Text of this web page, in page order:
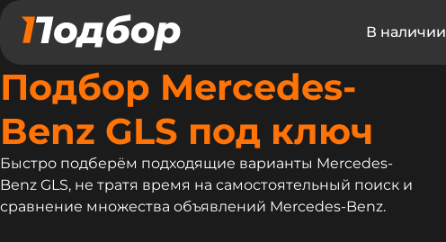
В наличии
Подбор Mercedes-
Benz GLS под ключ
Быстро подберём подходящие варианты Mercedes-
Benz GLS, не тратя время на самостоятельный поиск и
сравнение множества объявлений Mercedes-Benz.